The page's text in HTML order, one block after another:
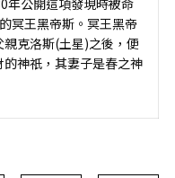
年公開這項發現時被命
冥王黑帝斯。冥王黑帝
克洛斯(土星)之後，便
神祇，其妻子是春之神